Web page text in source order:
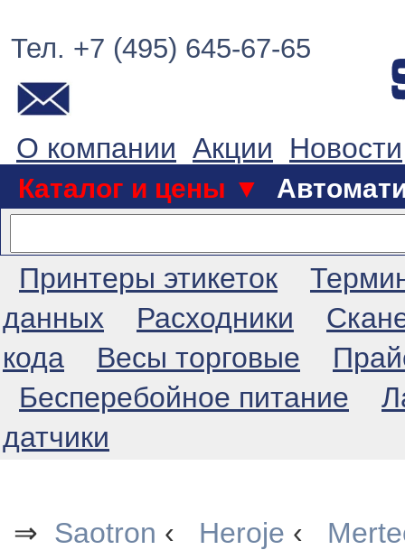
Тел. +7 (495) 645-67-65
О компании Акции Новости
Каталог и цены ▼
Принтеры этикеток
данных
Расходники
кода
Весы торговые
Бесперебойное питание
датчики
⇒ Saotron ‹ Heroje ‹